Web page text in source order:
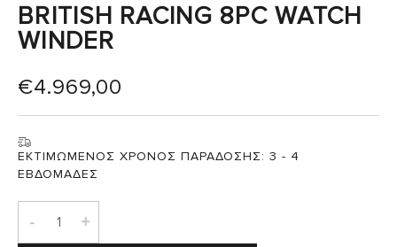
BRITISH RACING 8PC WATCH
WINDER
€4.969,00
ΕΚΤΙΜΩΜΕΝΟΣ ΧΡΟΝΟΣ ΠΑΡΑΔΟΣΗΣ: 3 - 4
ΕΒΔΟΜΑΔΕΣ
- +